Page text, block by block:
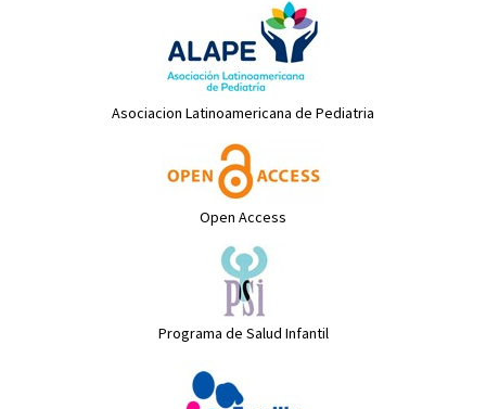
Asociacion Latinoamericana de Pediatria
Open Access
Programa de Salud Infantil